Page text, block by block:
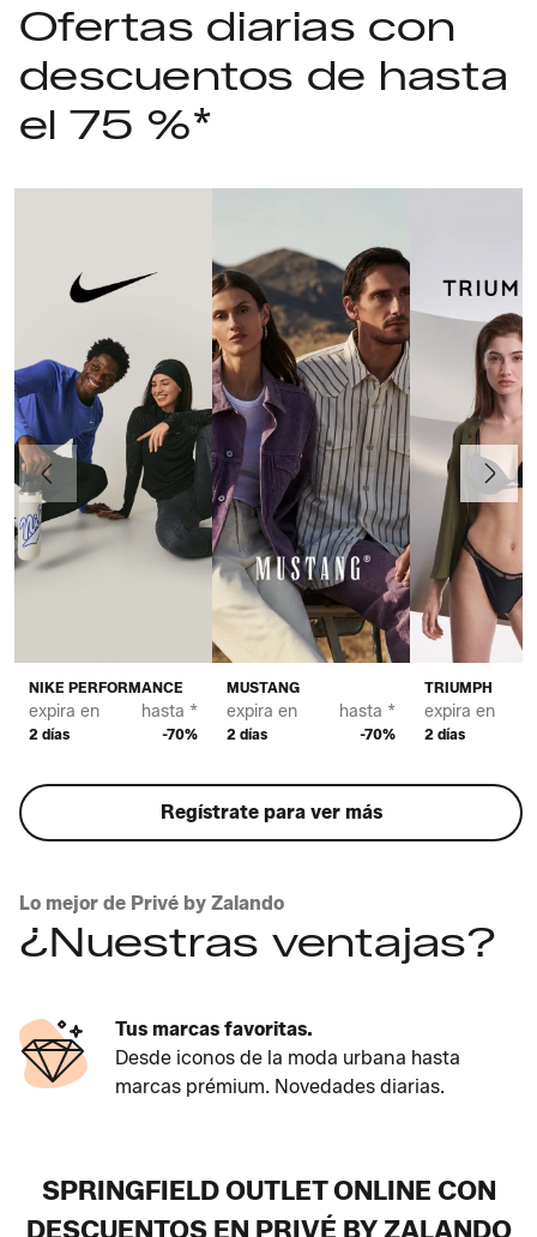
Ofertas diarias con
descuentos de hasta
el 75 %*
NIKE PERFORMANCE
expira en
2 días
hasta *
-70%
MUSTANG
expira en
2 días
hasta *
-70%
TRIUMPH
expira en
2 días
Anteriormente
Regístrate para ver más
Lo mejor de Privé by Zalando
¿Nuestras ventajas?
Tus marcas favoritas.
Desde iconos de la moda urbana hasta
marcas prémium. Novedades diarias.
SPRINGFIELD OUTLET ONLINE CON
DESCUENTOS EN PRIVÉ BY ZALANDO